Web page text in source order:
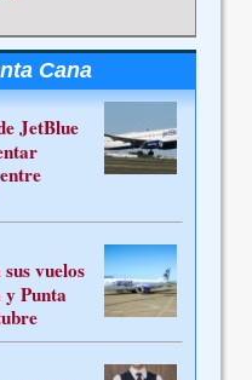
Cana
JetBlue
vuelos
y Punta